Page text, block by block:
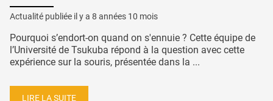
Actualité publiée il y a 8 années 10 mois
Pourquoi s’endort-on quand on s'ennuie ? Cette équipe de
l’Université de Tsukuba répond à la question avec cette
expérience sur la souris, présentée dans la ...
LIRE LA SUITE